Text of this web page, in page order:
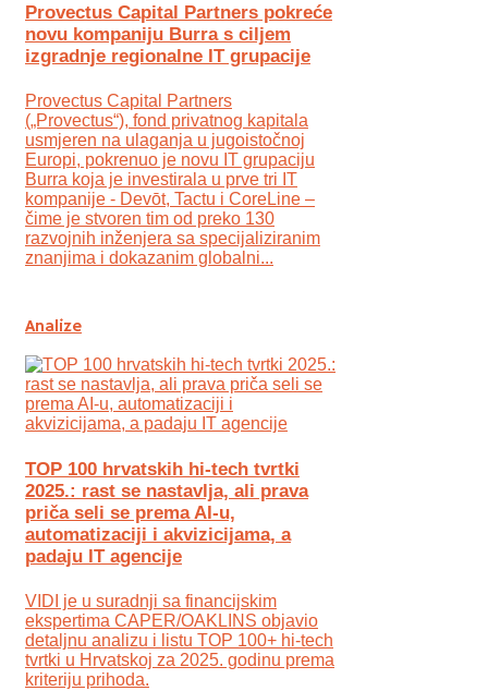
Provectus Capital Partners pokreće
novu kompaniju Burra s ciljem
izgradnje regionalne IT grupacije
Provectus Capital Partners
(„Provectus“), fond privatnog kapitala
usmjeren na ulaganja u jugoistočnoj
Europi, pokrenuo je novu IT grupaciju
Burra koja je investirala u prve tri IT
kompanije - Devōt, Tactu i CoreLine –
čime je stvoren tim od preko 130
razvojnih inženjera sa specijaliziranim
znanjima i dokazanim globalni...
Analize
TOP 100 hrvatskih hi-tech tvrtki
2025.: rast se nastavlja, ali prava
priča seli se prema AI-u,
automatizaciji i akvizicijama, a
padaju IT agencije
VIDI je u suradnji sa financijskim
ekspertima CAPER/OAKLINS objavio
detaljnu analizu i listu TOP 100+ hi-tech
tvrtki u Hrvatskoj za 2025. godinu prema
kriteriju prihoda.